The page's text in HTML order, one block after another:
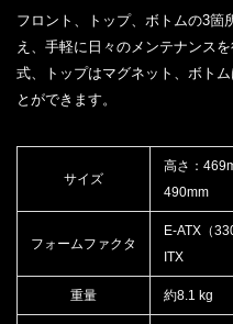
フロント、トップ、ボトムの3箇
え、手軽に日々のメンテナンス
式、トップはマグネット、ボト
とができます。
サイズ
高さ：
490mm
フォームファクタ
E-ATX（
ITX
重量 約8.1 kg